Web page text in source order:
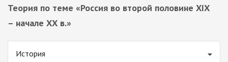
Теория по теме «Россия во второй половине XIX
– начале ХХ в.»
История